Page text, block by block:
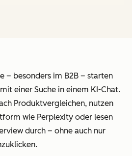
– besonders im B2B – starten
einer Suche in einem KI-Chat.
Produktvergleichen, nutzen
wie Perplexity oder lesen
durch – ohne auch nur